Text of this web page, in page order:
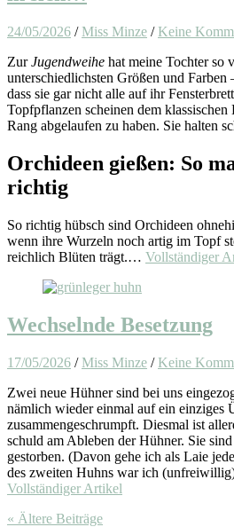
24/05/2026 /Miss Minze /Keine
ZurJugendweihe hat meine Tochter so
unterschiedlichsten Größen und Farben
dass sie gar nicht alle auf ihr
Topfpflanzen scheinen dem klassischen
Rang abgelaufen zu haben. Sie halten
Orchideen gießen: So
richtig
So richtig hübsch sind Orchideen
wenn ihre Wurzeln noch artig im Topf
reichlich Blüten trägt.… Vollständiger
Wechselnde Besetzung
17/05/2026 /Miss Minze /Keine
Zwei neue Hühner sind bei uns
nämlich wieder einmal auf ein einziges
zusammengeschrumpft. Diesmal ist
schuld am Ableben der Hühner. Sie
gestorben. (Davon gehe ich als Laie
des zweiten Huhns war ich
Vollständiger Artikel
« Ältere Beiträge